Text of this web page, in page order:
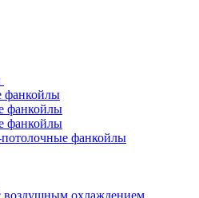
фанкойлы
фанкойлы
фанкойлы
фанкойлы
воздушным охлаждением